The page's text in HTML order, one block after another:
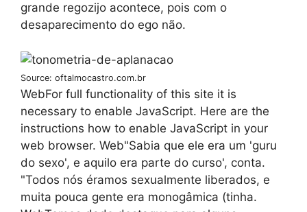
grande regozijo acontece, pois com o
desaparecimento do ego não.
Source: oftalmocastro.com.br
WebFor full functionality of this site it is
necessary to enable JavaScript. Here are the
instructions how to enable JavaScript in your
web browser. Web"Sabia que ele era um 'guru
do sexo', e aquilo era parte do curso', conta.
"Todos nós éramos sexualmente liberados, e
muita pouca gente era monogâmica (tinha.